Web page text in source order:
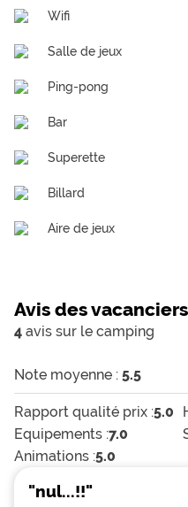
Wifi
Salle de jeux
Ping-pong
Bar
Superette
Billard
Aire de jeux
Avis des vacanciers
4 avis sur le camping
Note moyenne : 5.5
Rapport qualité prix :5.0
Equipements :7.0
Animations :5.0
"nul...!!"